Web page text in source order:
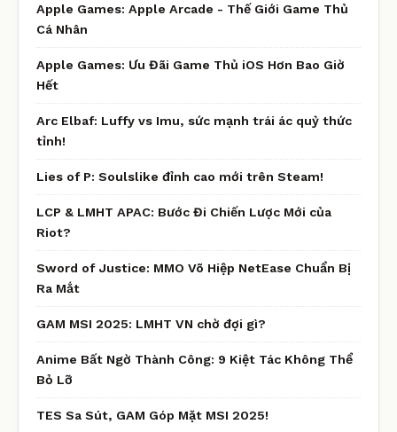
Apple Games: Apple Arcade - Thế Giới Game Thủ
Cá Nhân
Apple Games: Ưu Đãi Game Thủ iOS Hơn Bao Giờ
Hết
Arc Elbaf: Luffy vs Imu, sức mạnh trái ác quỷ thức
tỉnh!
Lies of P: Soulslike đỉnh cao mới trên Steam!
LCP & LMHT APAC: Bước Đi Chiến Lược Mới của
Riot?
Sword of Justice: MMO Võ Hiệp NetEase Chuẩn Bị
Ra Mắt
GAM MSI 2025: LMHT VN chờ đợi gì?
Anime Bất Ngờ Thành Công: 9 Kiệt Tác Không Thể
Bỏ Lỡ
TES Sa Sút, GAM Góp Mặt MSI 2025!